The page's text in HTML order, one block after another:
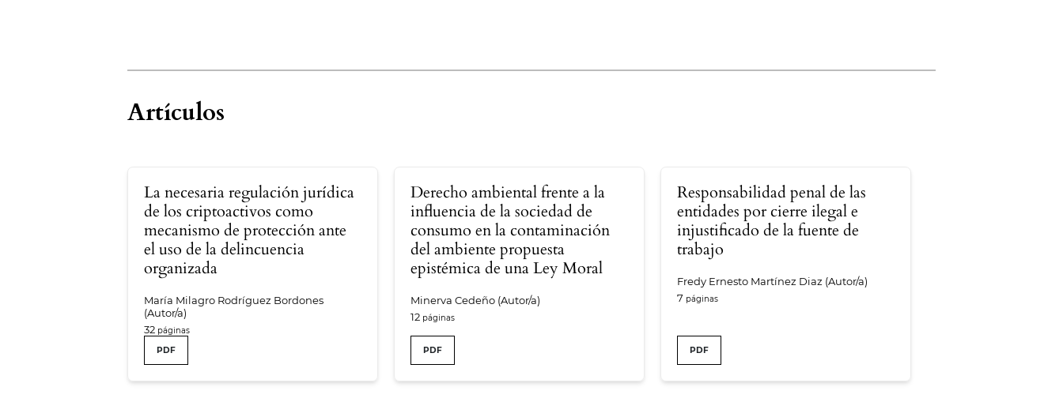
Artículos
La necesaria regulación jurídica
de los criptoactivos como
mecanismo de protección ante
el uso de la delincuencia
organizada
María Milagro Rodríguez Bordones
(Autor/a)
32
PDF
Derecho ambiental frente a la
influencia de la sociedad de
consumo en la contaminación
del ambiente propuesta
epistémica de una Ley Moral
Minerva Cedeño (Autor/a)
12
PDF
Responsabilidad penal de las
entidades por cierre ilegal e
injustificado de la fuente de
trabajo
Fredy Ernesto Martínez Diaz (Autor/a)
7
PDF